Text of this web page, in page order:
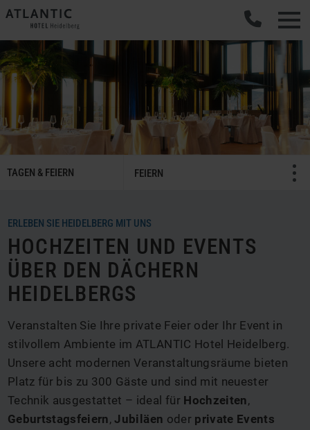
Tagen
Feiern
Navigation
TAGEN & FEIERN FEIERN Menü öffnen/
ERLEBEN SIE HEIDELBERG MIT UNS
HOCHZEITEN UND EVENTS
ÜBER DEN DÄCHERN
HEIDELBERGS
Veranstalten Sie Ihre private Feier oder Ihr Event in
stilvollem Ambiente im ATLANTIC Hotel Heidelberg.
Unsere acht modernen Veranstaltungsräume bieten
Platz für bis zu 300 Gäste und sind mit neuester
Technik ausgestattet – ideal für Hochzeiten,
Geburtstagsfeiern,Jubiläen oder private Events